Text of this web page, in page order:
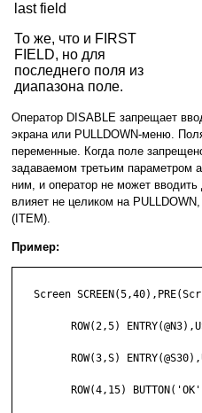
last field
То же, что и FIRST
FIELD, но для
последнего поля из
диапазона поле.
Оператор DISABLE запрещает
экрана или PULLDOWN-меню.
переменные. Когда поле
задаваемом третьим параметром
ним, и оператор не может
влияет не целиком на
(ITEM).
Пример:
Screen
ROW(2,5)
ROW(3,S)
ROW(4,15)